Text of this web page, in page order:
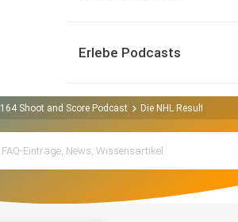
Erlebe Podcasts
164 Shoot and Score Podcast Die NHL Resultate